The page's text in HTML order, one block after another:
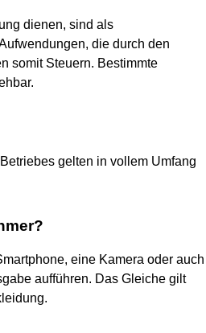
dienen, sind als
die durch den
somit Steuern. Bestimmte
gelten in vollem Umfang
eine Kamera oder auch
aufführen. Das Gleiche gilt